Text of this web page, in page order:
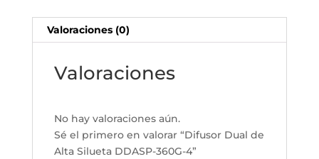
Valoraciones (0)
Valoraciones
No hay valoraciones aún.
Sé el primero en valorar “Difusor Dual de
Alta Silueta DDASP-360G-4”